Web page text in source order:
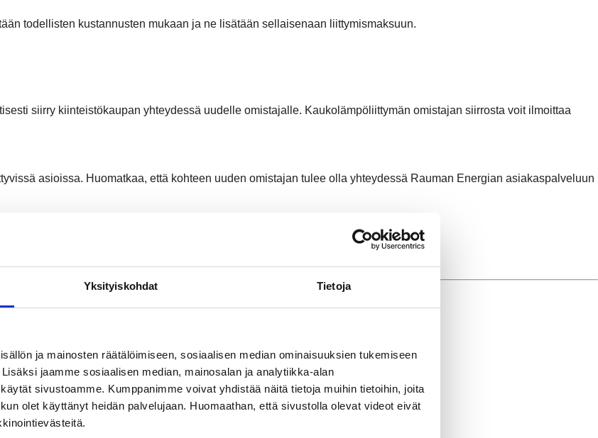
Yksityiskohdat Tietoja
ja mainosten räätälöimiseen, sosiaalisen median ominaisuuksien tukemiseen
jaamme sosiaalisen median, mainosalan ja analytiikka-alan
sivustoamme. Kumppanimme voivat yhdistää näitä tietoja muihin tietoihin, joita
olet käyttänyt heidän palvelujaan. Huomaathan, että sivustolla olevat videot eivät
todellisten kustannusten mukaan ja ne lisätään sellaisenaan liittymismaksuun.
siirry kiinteistökaupan yhteydessä uudelle omistajalle. Kaukolämpöliittymän omistajan siirrosta voit ilmoittaa
asioissa. Huomatkaa, että kohteen uuden omistajan tulee olla yhteydessä Rauman Energian asiakaspalveluun